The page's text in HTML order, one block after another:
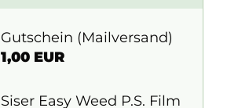
Gutschein (Mailversand)
1,00 EUR
Siser Easy Weed P.S. Film